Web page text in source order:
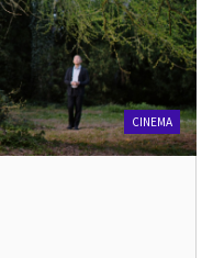
CINEMA